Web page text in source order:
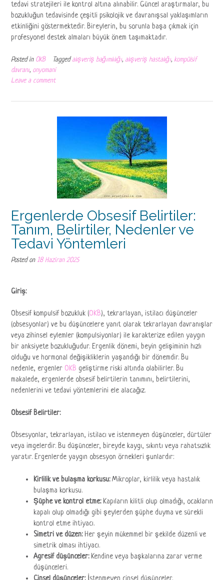
tedavi stratejileri ile kontrol altına alınabilir. Güncel araştırmalar, bu
bozukluğun tedavisinde çeşitli psikolojik ve davranışsal yaklaşımların
etkinliğini göstermektedir. Bireylerin, bu sorunla başa çıkmak için
profesyonel destek almaları büyük önem taşımaktadır.
Posted in OKB Taggedalışveriş bağımlılığı, alışveriş hastalığı, kompülsif
davranı, onyomani
Leave a comment
Ergenlerde Obsesif Belirtiler:
Tanım, Belirtiler, Nedenler ve
Tedavi Yöntemleri
Posted on 18 Haziran 2025
Giriş:
Obsesif kompulsif bozukluk (OKB), tekrarlayan, istilacı düşünceler
(obsesyonlar) ve bu düşüncelere yanıt olarak tekrarlayan davranışlar
veya zihinsel eylemler (kompulsiyonlar) ile karakterize edilen yaygın
bir anksiyete bozukluğudur. Ergenlik dönemi, beyin gelişiminin hızlı
olduğu ve hormonal değişikliklerin yaşandığı bir dönemdir. Bu
nedenle, ergenler OKB geliştirme riski altında olabilirler. Bu
makalede, ergenlerde obsesif belirtilerin tanımını, belirtilerini,
nedenlerini ve tedavi yöntemlerini ele alacağız.
Obsesif Belirtiler:
Obsesyonlar, tekrarlayan, istilacı ve istenmeyen düşünceler, dürtüler
veya imgelerdir. Bu düşünceler, bireyde kaygı, sıkıntı veya rahatsızlık
yaratır. Ergenlerde yaygın obsesyon örnekleri şunlardır:
Kirlilik ve bulaşma korkusu:Mikroplar, kirlilik veya hastalık
bulaşma korkusu.
Şüphe ve kontrol etme:Kapıların kilitli olup olmadığı, ocakların
kapalı olup olmadığı gibi şeylerden şüphe duyma ve sürekli
kontrol etme ihtiyacı.
Simetri ve düzen:Her şeyin mükemmel bir şekilde düzenli ve
simetrik olması ihtiyacı.
Agresif düşünceler:Kendine veya başkalarına zarar verme
düşünceleri.
Cinsel düşünceler:İstenmeyen cinsel düşünceler.